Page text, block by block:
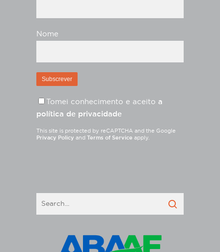
Nome
Tomei conhecimento e aceito a
política de privacidade
This site is protected by reCAPTCHA and the Google
Privacy Policy and Terms of Service apply.